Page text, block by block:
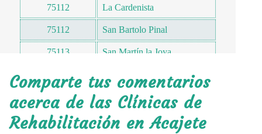
75112 La Cardenista
75112 San Bartolo Pinal
75113 San Martín la Joya
San Agustín Tlaxco
75116 Santa María Nenetzintla
Comparte tus comentarios
acerca de las Clínicas de
Rehabilitación en Acajete